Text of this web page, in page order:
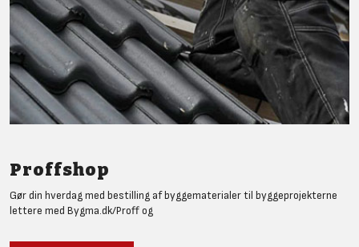
Proffshop
Gør din hverdag med bestilling af byggematerialer til byggeprojekterne
lettere med Bygma.dk/Proff og